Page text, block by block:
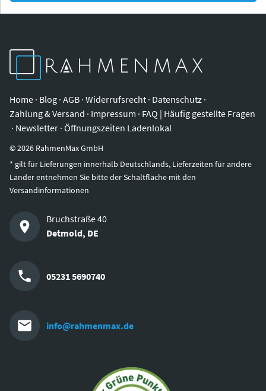
Home · Blog · AGB · Widerrufsrecht · Datenschutz ·
Zahlung & Versand · Impressum · FAQ | Häufig gestellte Fragen
· Newsletter · Öffnungszeiten Ladenlokal
©2026 RahmenMax GmbH
* gilt für Lieferungen innerhalb Deutschlands, Lieferzeiten für andere
Länder entnehmen Sie bitte der Schaltfläche mit den
Versandinformationen
Bruchstraße 40
Detmold, DE
05231 5690740
info@rahmenmax.de